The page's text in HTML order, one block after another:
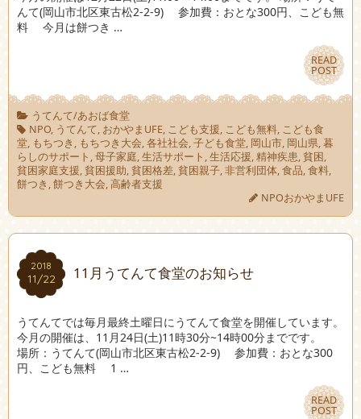
んて(岡山市北区東古松2-2-9) 参加費：おとな300円、こども無
料 今月は餅つき …
READ
POST
READ
POST
うてんて/あおば食堂
NPO, うてんて, おかやまUFE, こども支援, こども無料, こども食
堂, もちつき , もちつき大会,各社社会,子ども食堂, 岡山市, 岡山県,暮
らしのサポート ,母子家庭,生活サポート ,生活応援,精神疾患,貧困,
貧困家庭支援,貧困援助,貧困格差,貧困親子,非営利団体,食品,食料,
餅つき ,餅つき大会,高齢者支援
NPOおかやまUFE
2018
11/22
2018
11/22 11月うてんて食堂のお知らせ
うてんてでは毎月最終土曜日にうてんて食堂を開催しています。
今月の開催は、11月24日(土)11時30分~14時00分までです。
場所：うてんて(岡山市北区東古松2-2-9) 参加費：おとな300
円、こども無料 1 …
READ
POST
READ
POST